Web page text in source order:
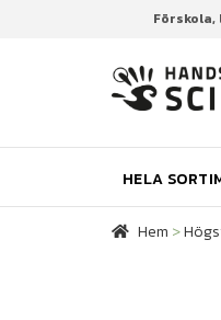
HELA
Hem
Hem >